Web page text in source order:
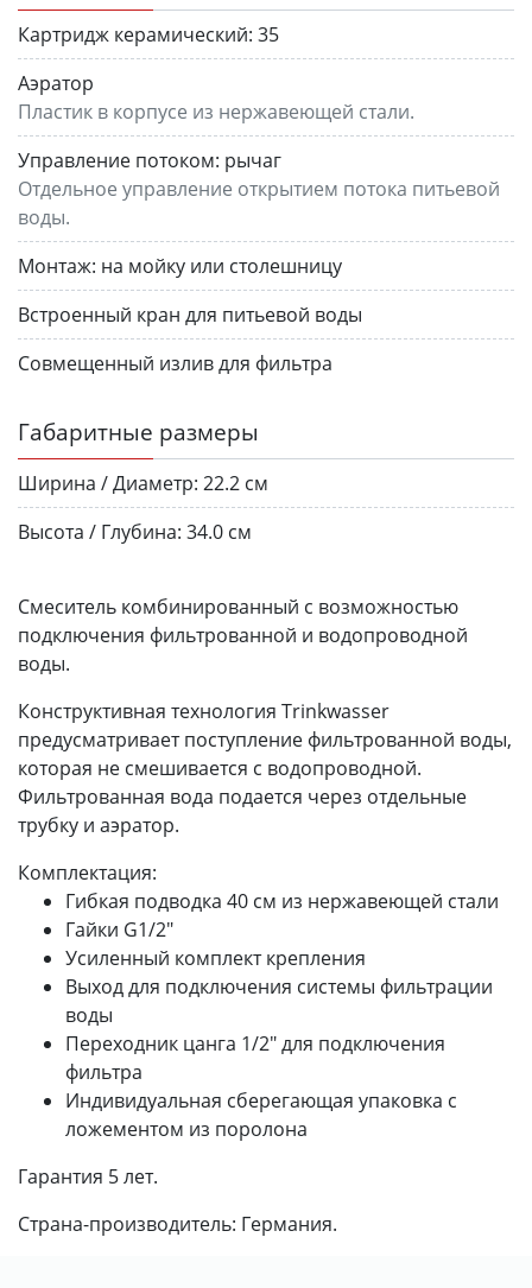
Картридж керамический: 35
Аэратор
Пластик в корпусе из нержавеющей стали.
Управление потоком: рычаг
Отдельное управление открытием потока питьевой
воды.
Монтаж: на мойку или столешницу
Встроенный кран для питьевой воды
Совмещенный излив для фильтра
Габаритные размеры
Ширина / Диаметр: 22.2 см
Высота / Глубина: 34.0 см
Смеситель комбинированный с возможностью
подключения фильтрованной и водопроводной
воды.
Конструктивная технология Trinkwasser
предусматривает поступление фильтрованной воды,
которая не смешивается с водопроводной.
Фильтрованная вода подается через отдельные
трубку и аэратор.
Комплектация:
Гибкая подводка 40 см из нержавеющей стали
Гайки G1/2"
Усиленный комплект крепления
Выход для подключения системы фильтрации
воды
Переходник цанга 1/2" для подключения
фильтра
Индивидуальная сберегающая упаковка с
ложементом из поролона
Гарантия 5 лет.
Страна-производитель: Германия.